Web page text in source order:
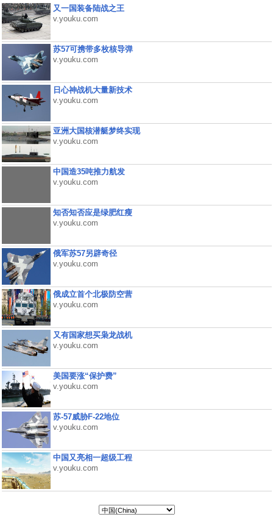
又一国装备陆战之王
v.youku.com
苏57可携带多枚核导弹
v.youku.com
日心神战机大量新技术
v.youku.com
亚洲大国核潜艇梦终实现
v.youku.com
中国造35吨推力航发
v.youku.com
知否知否应是绿肥红瘦
v.youku.com
俄军苏57另辟奇径
v.youku.com
俄成立首个北极防空营
v.youku.com
又有国家想买枭龙战机
v.youku.com
美国要涨“保护费”
v.youku.com
苏-57威胁F-22地位
v.youku.com
中国又亮相一超级工程
v.youku.com